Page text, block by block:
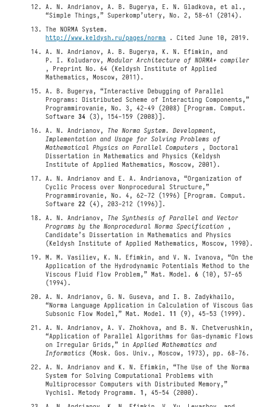
A. N. Andrianov, A. B. Bugerya, E. N. Gladkova, et al.,
“Simple Things,” Superkomp’utery, No. 2, 58-61 (2014).
The NORMA System.
http://www.keldysh.ru/pages/norma
. Cited June 10, 2019.
A. N. Andrianov, A. B. Bugerya, K. N. Efimkin, and
P. I. Koludarov,Modular Architecture of NORMA+ compiler
, Preprint No. 64 (Keldysh Institute of Applied
Mathematics, Moscow, 2011).
A. B. Bugerya, “Interactive Debugging of Parallel
Programs: Distributed Scheme of Interacting Components,”
Programmirovanie, No. 3, 42-49 (2008) [Program. Comput.
Software34 (3), 154-159 (2008)].
A. N. Andrianov, The Norma System. Development,
Implementation and Usage for Solving Problems of
Mathematical Physics on Parallel Computers
, Doctoral
Dissertation in Mathematics and Physics (Keldysh
Institute of Applied Mathematics, Moscow, 2001).
A. N. Andrianov and E. A. Andrianova, “Organization of
Cyclic Process over Nonprocedural Structure,”
Programmirovanie, No. 4, 62-72 (1996) [Program. Comput.
Software22 (4), 203-212 (1996)].
A. N. Andrianov, The Synthesis of Parallel and Vector
Programs by the Nonprocedural Norma Specification
,
Candidate’s Dissertation in Mathematics and Physics
(Keldysh Institute of Applied Mathematics, Moscow, 1990).
M. M. Vasiliev, K. N. Efimkin, and V. N. Ivanova, “On the
Application of the Hydrodynamic Potentials Method to the
Viscous Fluid Flow Problem,” Mat. Model.6 (10), 57-65
(1994).
A. N. Andrianov, G. N. Guseva, and I. B. Zadykhailo,
“Norma Language Application in Calculation of Viscous Gas
Subsonic Flow Model,” Mat. Model.11
(9), 45-53 (1999).
A. N. Andrianov, A. V. Zhokhova, and B. N. Chetverushkin,
“Application of Parallel Algorithms for Gas-dynamic Flows
on Irregular Grids,” inApplied Mathematics and
Informatics (Mosk. Gos. Univ., Moscow, 1973), pp. 68-76.
A. N. Andrianov and K. N. Efimkin, “The Use of the Norma
System for Solving Computational Problems with
Multiprocessor Computers with Distributed Memory,”
Vychisl. Metody Programm.1 , 45-54 (2000).